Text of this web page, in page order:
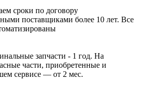
сроки по договору
поставщиками более 10 лет. Все
запчасти - 1 год. На
части, приобретенные и
сервисе — от 2 мес.